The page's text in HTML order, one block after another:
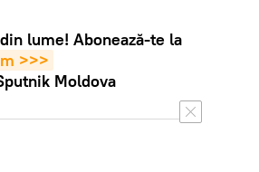
lume! Abonează-te la
>>>
Moldova